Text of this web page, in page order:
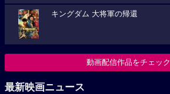
キングダム 大将軍の帰還
動画配信作品をチェック
最新映画ニュース